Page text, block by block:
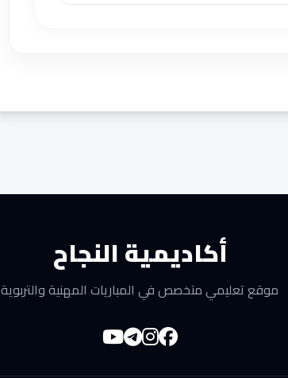
أكاديمية النجاح
موقع تعليمي متخصص في المباريات المهنية والتربوية